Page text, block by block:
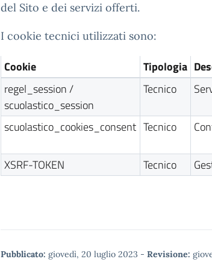
del Sito e dei servizi offerti.
I cookie tecnici utilizzati sono:
Cookie Tipologia
regel_session /
scuolastico_session
Tecnico
scuolastico_cookies_consent Tecnico
XSRF-TOKEN
Tecnico
Pubblicato: giovedì, 20 luglio 2023 - Revisione: